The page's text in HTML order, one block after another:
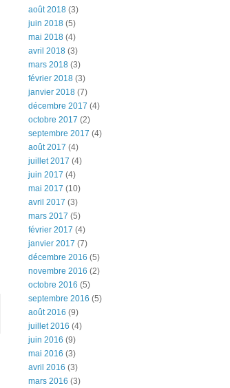
août 2018 (3)
juin 2018 (5)
mai 2018 (4)
avril 2018 (3)
mars 2018 (3)
février 2018 (3)
janvier 2018 (7)
décembre 2017 (4)
octobre 2017 (2)
septembre 2017 (4)
août 2017 (4)
juillet 2017 (4)
juin 2017 (4)
mai 2017 (10)
avril 2017 (3)
mars 2017 (5)
février 2017 (4)
janvier 2017 (7)
décembre 2016 (5)
novembre 2016 (2)
octobre 2016 (5)
septembre 2016 (5)
août 2016 (9)
juillet 2016 (4)
juin 2016 (9)
mai 2016 (3)
avril 2016 (3)
mars 2016 (3)